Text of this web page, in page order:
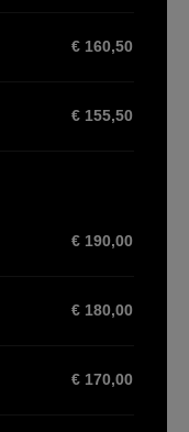
€ 160,50
€ 155,50
€ 190,00
€ 180,00
€ 170,00